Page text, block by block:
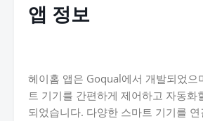
앱 정보
헤이홈 앱은 Goqual에서 개발되었으
트 기기를 간편하게 제어하고 자동화
되었습니다. 다양한 스마트 기기를